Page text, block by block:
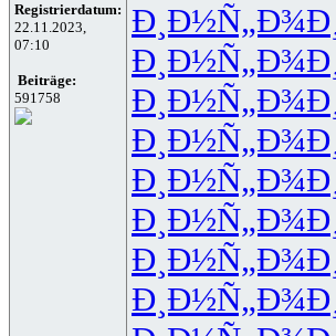
Registrierdatum:
22.11.2023,
07:10
Beiträge:
591758
Ð¸Ð½Ñ„Ð¾
Ð¸Ð½Ñ„Ð¾
Ð¸Ð½Ñ„Ð¾
Ð¸Ð½Ñ„Ð¾
Ð¸Ð½Ñ„Ð¾
Ð¸Ð½Ñ„Ð¾
Ð¸Ð½Ñ„Ð¾
Ð¸Ð½Ñ„Ð¾